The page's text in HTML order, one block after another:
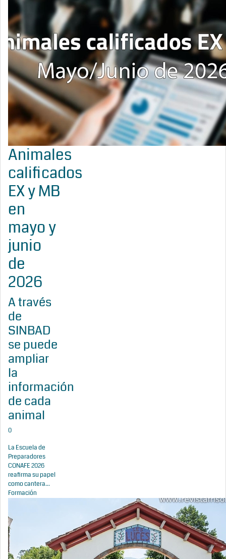
Animales
calificados
EX y MB
en
mayo y
junio
de
2026
A través
de
SINBAD
se puede
ampliar
la
información
de cada
animal
0
La Escuela de
Preparadores
CONAFE 2026
reafirma su papel
como cantera...
Formación